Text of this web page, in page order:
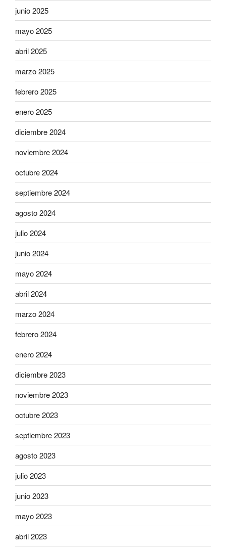
junio 2025
mayo 2025
abril 2025
marzo 2025
febrero 2025
enero 2025
diciembre 2024
noviembre 2024
octubre 2024
septiembre 2024
agosto 2024
julio 2024
junio 2024
mayo 2024
abril 2024
marzo 2024
febrero 2024
enero 2024
diciembre 2023
noviembre 2023
octubre 2023
septiembre 2023
agosto 2023
julio 2023
junio 2023
mayo 2023
abril 2023